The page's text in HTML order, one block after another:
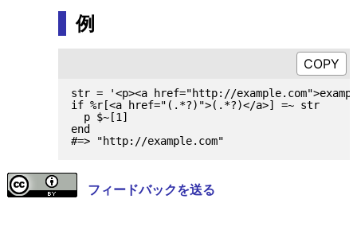
例
str = '<p><a href="http://
if %r[<a href="(.*?)">(.*?)</a>] =~ str
  p $~[1]
end
フィードバックを送る